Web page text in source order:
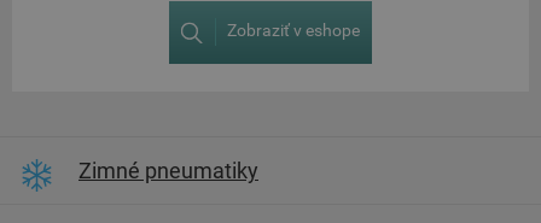
Zobraziť v eshope
Zimné pneumatiky